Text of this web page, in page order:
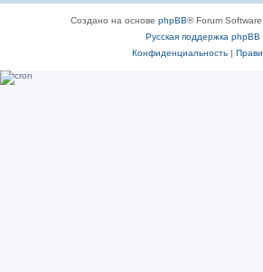
Создано на основе phpBB® Forum
Русская поддержка phpBB
Конфиденциальность|